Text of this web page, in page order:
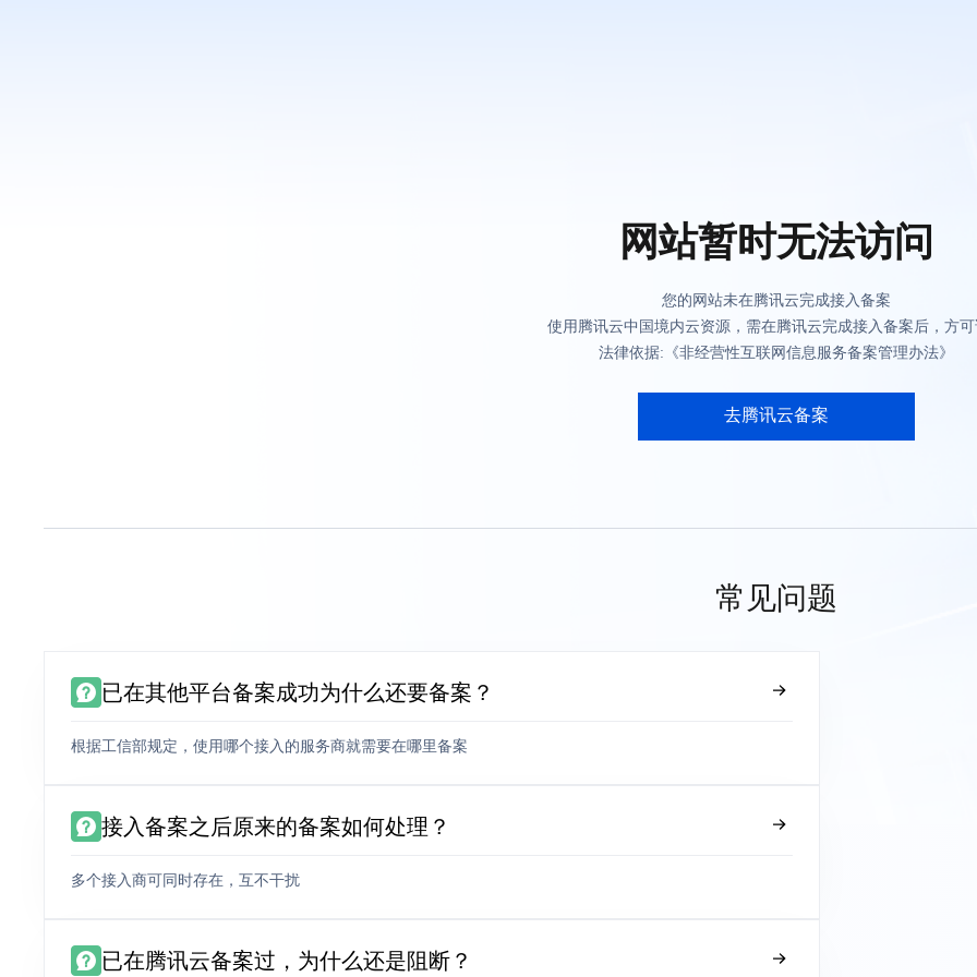
网站暂时无法访问
您的网站未在腾讯云完成接入备案
使用腾讯云中国境内云资源，需在腾讯云完成接入备案后，方
法律依据:《非经营性互联网信息服务备案管理办法》
去腾讯云备案
常见问题
已在其他平台备案成功为什么还要备案？
根据工信部规定，使用哪个接入的服务商就需要在哪里备案
接入备案之后原来的备案如何处理？
多个接入商可同时存在，互不干扰
已在腾讯云备案过，为什么还是阻断？